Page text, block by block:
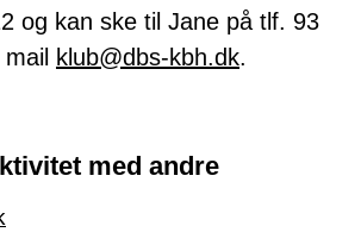
og kan ske til Jane på tlf. 93
klub@dbs-kbh.dk.
med andre